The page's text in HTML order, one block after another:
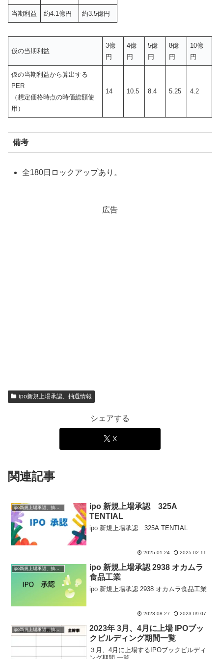
当期利益 約4.1億円 約3.5億円
仮の当期利益
3億
円
4億
円
5億
円
8億
円
10億
円
仮の当期利益から算出する
PER
（想定価格時点の時価総額使
用）
14 10.5 8.4 5.25 4.2
備考
全180日ロックアップあり。
広告
ipo新規上場承認、抽選情報
シェアする
X
関連記事
ipo新規上場承認、抽選情報
ipo 新規上場承認 325A
TENTIAL
ipo 新規上場承認 325A TENTIAL
2025.01.24 2025.02.11
ipo 新規上場承認 2938 オカムラ
食品工業
ipo 新規上場承認 2938 オカムラ食品工業
2023.08.27 2023.09.07
ipo新規上場承認、抽選情報
2023年 3月、4月に上場 IPOブッ
クビルディング期間一覧
３月、4月に上場するIPOブックビルディ